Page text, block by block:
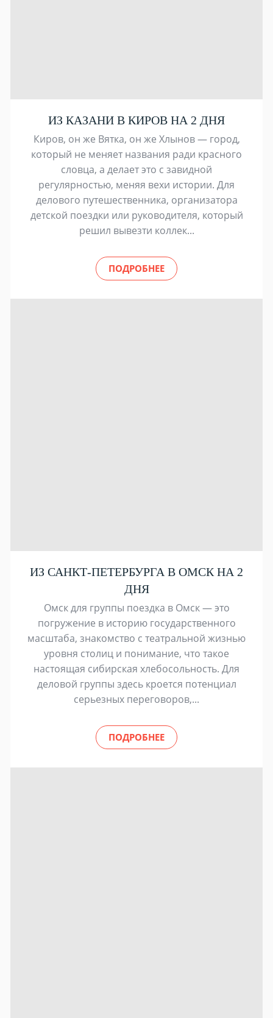
ИЗ КАЗАНИ В КИРОВ НА 2 ДНЯ
Киров, он же Вятка, он же Хлынов — город,
который не меняет названия ради красного
словца, а делает это с завидной
регулярностью, меняя вехи истории. Для
делового путешественника, организатора
детской поездки или руководителя, который
решил вывезти коллек...
ПОДРОБНЕЕ
ИЗ САНКТ-ПЕТЕРБУРГА В ОМСК НА 2
ДНЯ
Омск для группы поездка в Омск — это
погружение в историю государственного
масштаба, знакомство с театральной жизнью
уровня столиц и понимание, что такое
настоящая сибирская хлебосольность. Для
деловой группы здесь кроется потенциал
серьезных переговоров,...
ПОДРОБНЕЕ